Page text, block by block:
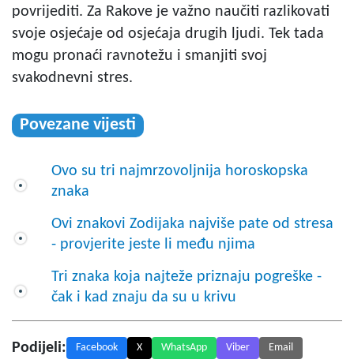
povrijediti. Za Rakove je važno naučiti razlikovati
svoje osjećaje od osjećaja drugih ljudi. Tek tada
mogu pronaći ravnotežu i smanjiti svoj
svakodnevni stres.
Povezane vijesti
Ovo su tri najmrzovoljnija horoskopska
znaka
Ovi znakovi Zodijaka najviše pate od stresa
- provjerite jeste li među njima
Tri znaka koja najteže priznaju pogreške -
čak i kad znaju da su u krivu
Podijeli: Facebook X WhatsApp Viber Email